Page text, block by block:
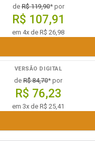
deR$ 119,90* por
R$ 107,91
em 4x de R$ 26,98
VERSÃO DIGITAL
de R$ 84,70* por
R$ 76,23
em 3x de R$ 25,41